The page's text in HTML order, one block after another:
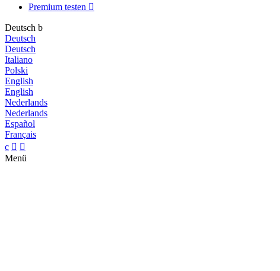
Premium testen 
Deutsch b
Deutsch
Deutsch
Italiano
Polski
English
English
Nederlands
Nederlands
Español
Français
c  
Menü